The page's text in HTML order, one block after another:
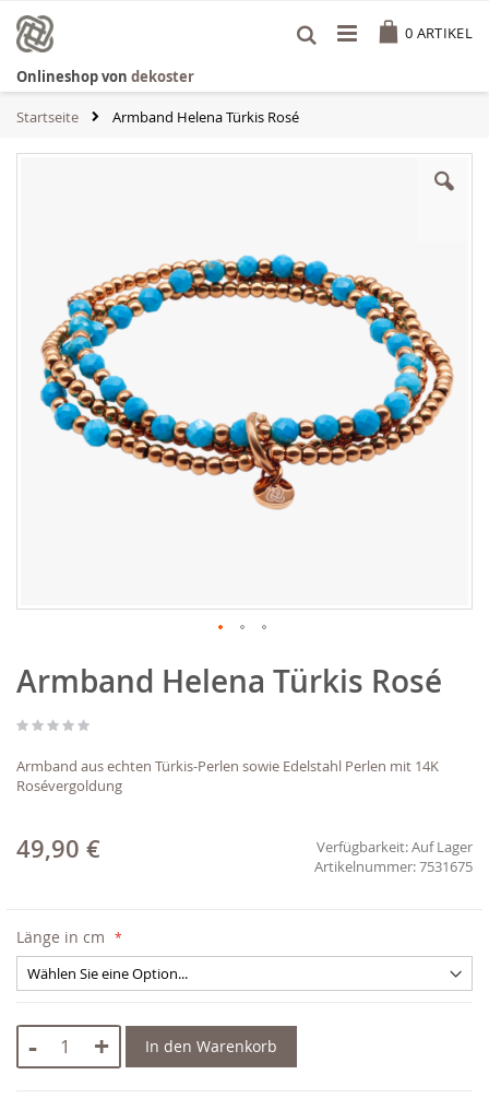
Inhalt
springen
0 ARTIKEL
Onlineshop von dekoster
Startseite Armband Helena Türkis Rosé
Anfang
der
springen
Armband Helena Türkis Rosé
Armband aus echten Türkis-Perlen sowie Edelstahl Perlen mit 14K
Rosévergoldung
49,90 € Verfügbarkeit:Auf Lager
7531675
Länge in cm
- + In den Warenkorb